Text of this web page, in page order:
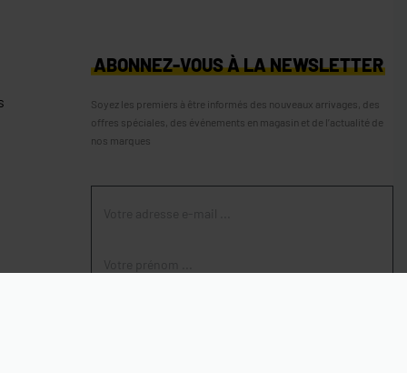
ABONNEZ-VOUS À LA NEWSLETTER
Soyez les premiers à être informés des nouveaux arrivages, des
offres spéciales, des événements en magasin et de l’actualité de
nos marques